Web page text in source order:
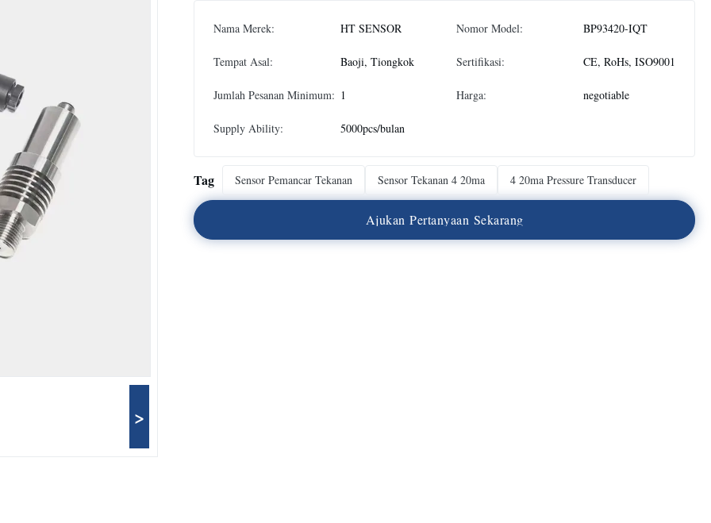
>
Nama Merek: HT SENSOR Nomor Model: BP93420-IQT
Tempat Asal: Baoji, Tiongkok Sertifikasi: CE, RoHs, ISO9001
Jumlah Pesanan Minimum: 1 Harga: negotiable
Supply Ability: 5000pcs/bulan
Tag Sensor Pemancar Tekanan Sensor Tekanan 4 20ma 4 20ma Pressure Transducer
Ajukan Pertanyaan Sekarang